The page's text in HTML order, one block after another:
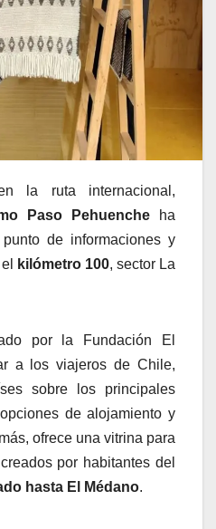
la ruta internacional,
Paso Pehuencheha
de informaciones y
kilómetro 100, sector La
por la Fundación El
a los viajeros de Chile,
sobre los principales
de alojamiento y
ofrece una vitrina para
por habitantes del
hasta El Médano.